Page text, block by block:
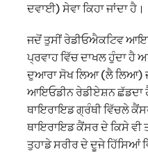
ਦਵਾਈ) ਸੇਵਾ ਕਿਹਾ ਜਾਂਦਾ ਹੈ।
ਜਦੋਂ ਤੁਸੀਂ ਰੇਡੀਓਐਕਟਿਵ
ਪ੍ਰਵਾਹ ਵਿੱਚ ਦਾਖਲ ਹੁੰਦਾ ਹੈ
ਦੁਆਰਾ ਸੋਖ ਲਿਆ (ਲੈ ਲਿਆ)
ਆਇਓਡੀਨ ਰੇਡੀਏਸ਼ਨ ਛੱਡਦਾ
ਥਾਇਰਾਇਡ ਗ੍ਰੰਥੀ ਵਿੱਚਲੇ
ਥਾਇਰਾਇਡ ਕੈਂਸਰ ਦੇ ਕਿਸੇ ਵੀ
ਤੁਹਾਡੇ ਸਰੀਰ ਦੇ ਦੂਜੇ ਹਿੱਸਿਆਂ